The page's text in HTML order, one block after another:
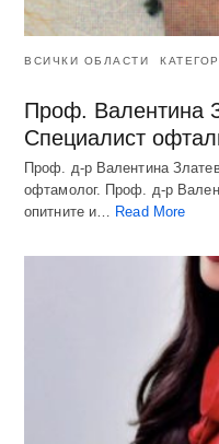
ВСИЧКИ ОБЛАСТИ
Проф. Валентина
Специалист
Проф. д-р Валентина
офтамолог. Проф. д-р
опитните и… Read More